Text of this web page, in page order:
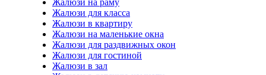
Жалюзи на раму
Жалюзи для класса
Жалюзи в квартиру
Жалюзи на маленькие окна
Жалюзи для раздвижных окон
Жалюзи для гостиной
Жалюзи в зал